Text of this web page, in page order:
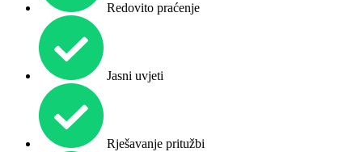
Redovito praćenje
Jasni uvjeti
Rješavanje pritužbi